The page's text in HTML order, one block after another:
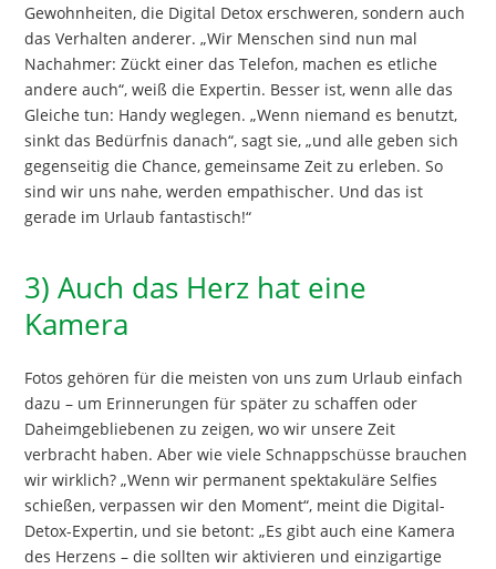
Gewohnheiten, die Digital Detox erschweren, sondern auch
das Verhalten anderer. „Wir Menschen sind nun mal
Nachahmer: Zückt einer das Telefon, machen es etliche
andere auch“, weiß die Expertin. Besser ist, wenn alle das
Gleiche tun: Handy weglegen. „Wenn niemand es benutzt,
sinkt das Bedürfnis danach“, sagt sie, „und alle geben sich
gegenseitig die Chance, gemeinsame Zeit zu erleben. So
sind wir uns nahe, werden empathischer. Und das ist
gerade im Urlaub fantastisch!“
3) Auch das Herz hat eine
Kamera
Fotos gehören für die meisten von uns zum Urlaub einfach
dazu – um Erinnerungen für später zu schaffen oder
Daheimgebliebenen zu zeigen, wo wir unsere Zeit
verbracht haben. Aber wie viele Schnappschüsse brauchen
wir wirklich? „Wenn wir permanent spektakuläre Selfies
schießen, verpassen wir den Moment“, meint die Digital-
Detox-Expertin, und sie betont: „Es gibt auch eine Kamera
des Herzens – die sollten wir aktivieren und einzigartige